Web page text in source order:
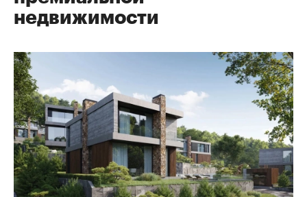
недвижимости